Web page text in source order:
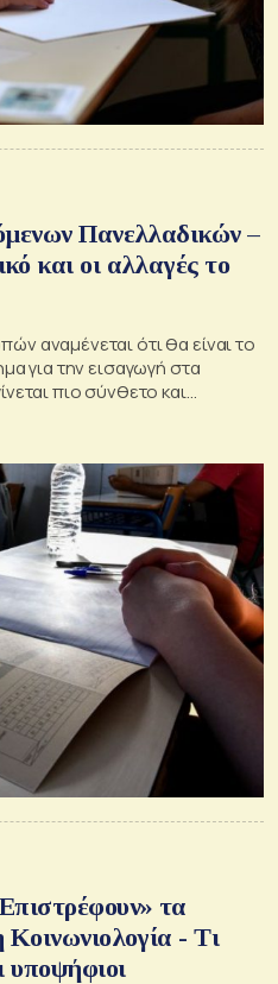
Πανελλαδικών –
και οι αλλαγές το
αναμένεται ότι θα είναι το
για την εισαγωγή στα
πιο σύνθετο και
τα
- Τι
υποψήφιοι